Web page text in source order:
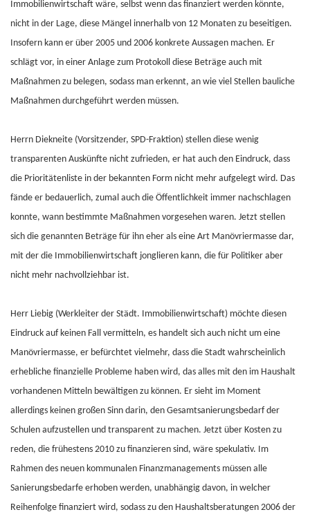
Immobilienwirtschaft wäre, selbst wenn das finanziert werden könnte,
nicht in der Lage, diese Mängel innerhalb von 12 Monaten zu beseitigen.
Insofern kann er über 2005 und 2006 konkrete Aussagen machen. Er
schlägt vor, in einer Anlage zum Protokoll diese Beträge auch mit
Maßnahmen zu belegen, sodass man erkennt, an wie viel Stellen bauliche
Maßnahmen durchgeführt werden müssen.
Herrn Diekneite (Vorsitzender, SPD-Fraktion) stellen diese wenig
transparenten Auskünfte nicht zufrieden, er hat auch den Eindruck, dass
die Prioritätenliste in der bekannten Form nicht mehr aufgelegt wird. Das
fände er bedauerlich, zumal auch die Öffentlichkeit immer nachschlagen
konnte, wann bestimmte Maßnahmen vorgesehen waren. Jetzt stellen
sich die genannten Beträge für ihn eher als eine Art Manövriermasse dar,
mit der die Immobilienwirtschaft jonglieren kann, die für Politiker aber
nicht mehr nachvollziehbar ist.
Herr Liebig (Werkleiter der Städt. Immobilienwirtschaft) möchte diesen
Eindruck auf keinen Fall vermitteln, es handelt sich auch nicht um eine
Manövriermasse, er befürchtet vielmehr, dass die Stadt wahrscheinlich
erhebliche finanzielle Probleme haben wird, das alles mit den im Haushalt
vorhandenen Mitteln bewältigen zu können. Er sieht im Moment
allerdings keinen großen Sinn darin, den Gesamtsanierungsbedarf der
Schulen aufzustellen und transparent zu machen. Jetzt über Kosten zu
reden, die frühestens 2010 zu finanzieren sind, wäre spekulativ. Im
Rahmen des neuen kommunalen Finanzmanagements müssen alle
Sanierungsbedarfe erhoben werden, unabhängig davon, in welcher
Reihenfolge finanziert wird, sodass zu den Haushaltsberatungen 2006 der